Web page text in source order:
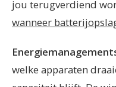
jou terugverdiend
wanneer
welke apparaten